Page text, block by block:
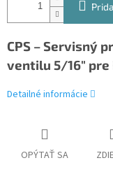
CPS – Servisný
ventilu 5/16" pre
Detailné informácie
OPÝTAŤ SA